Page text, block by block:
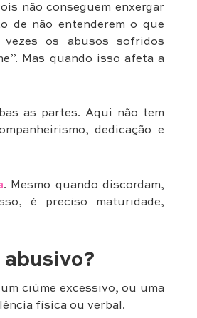
não conseguem enxergar
de não entenderem o que
os abusos sofridos
Mas quando isso afeta a
as partes. Aqui não tem
dedicação e
. Mesmo quando discordam,
é preciso maturidade,
ciúme excessivo, ou uma
física ou verbal.